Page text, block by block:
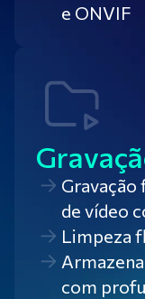
e ONVIF
Gravação
de vídeo
Limpeza
com